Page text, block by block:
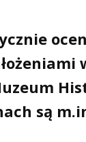
są